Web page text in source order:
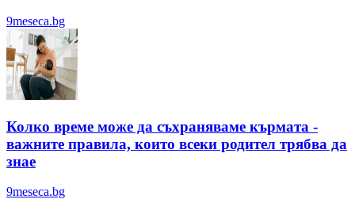
9meseca.bg
Колко време може да съхраняваме кърмата -
важните правила, които всеки родител трябва да
знае
9meseca.bg